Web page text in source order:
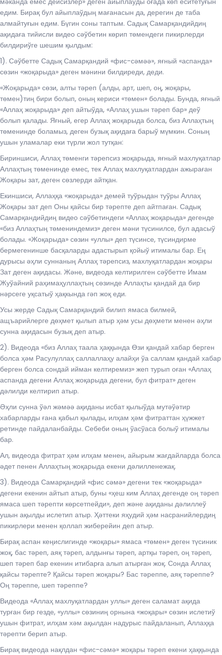
едим. Бирақ бул айыплаўдың мағанасын да, дерегин де таба
алмайтуғын едим. Бүгин соны таптым. Садық Самарқандийдиң
ақидаға тийисли видео сәўбетин көрип төмендеги пикирлерди
билдириўге шешим қылдым:
1). Сәўбетте Садық Самарқандий «фис-сәмәә», яғный «аспанда»
сөзин «жоқарыда» деген мәнини билдиреди, деди.
«Жоқарыда» сөзи, алты тәреп (алды, арт, шеп, оң, жоқары,
төмен)тиң бири болып, оның кериси «төмен» болады. Бунда, яғный
«Аллаҳ жоқарыда» деп айтыўда, «Аллаҳ ушын тәреп бар» деў
болып қалады. Яғный, егер Аллаҳ жоқарыда болса, биз Аллаҳтың
төменинде боламыз, деген бузық ақидаға барыў мүмкин. Соның
ушын уламалар еки түрли жол тутқан:
Бириншиси, Аллаҳ төменги тәрепсиз жоқарыда, яғный махлуқатлар
Аллаҳтың төменинде емес, тек Аллаҳ махлуқатлардан ажыраған
Жоқары зат, деген сөзлерди айтқан.
Екиншиси, Аллаҳқа «жоқарыда» демей туўрыдан туўры Аллаҳ
Жоқары зат деп Оны қайсы бир тәрепте деп айтпаған. Садық
Самарқандийдиң видео сәўбетиндеги «Аллаҳ жоқарыда» дегенде
«биз Аллаҳтың төмениндемиз» деген мәни түсинилсе, бул адасыў
болады. «Жоқарыда» сөзин «уллы» деп түсинсе, түсиндирме
бермегенинше басқаларды адастырып қойыў итималы бар. Ең
дурысы әҳли суннаның Аллаҳ тәрепсиз, махлуқатлардан жоқары
Зат деген ақидасы. Және, видеода келтирилген сәўбетте Имам
Жуўайний раҳимаҳуллаҳтың сөзинде Аллаҳты қандай да бир
нәрсеге уқсатыў ҳақкында гәп жоқ еди.
Усы жерде Садық Самарқандий билип ямаса билмей,
ащъарийлерге дөҳмет қылып атыр ҳәм усы дөҳмети менен әҳли
сунна ақидасын бузық деп атыр.
2). Видеода «биз Аллаҳ таала ҳаққында Өзи қандай хабар берген
болса ҳәм Расулуллаҳ саллаллаҳу алайҳи ўа саллам қандай хабар
берген болса сондай ийман келтиремиз» жеп турып оған «Аллаҳ
аспанда дегени Аллаҳ жоқарыда дегени, бул фитрат» деген
дәлилди келтирип атыр.
Әҳли сунна ўәл жәмәә ақиданы исбат қылыўда мутәўәтир
хабарларды ғана қабыл қылады, илҳам ҳәм фитраттан ҳүжжет
ретинде пайдаланбайды. Себеби оның ўасўаса болыў итималы
бар.
Ал, видеода фитрат ҳәм илҳам менен, айырым жағдайларда болса
әдет пенен Аллаҳтың жоқарыда екени дәлилленежақ.
3). Видеода Самарқандий «фис сәмә» дегени тек «жоқарыда»
дегени екенин айтып атыр, буны «ҳеш ким Аллаҳ дегенде оң тәреп
ямаса шеп тәрепти көрсетпейди», деп және ақиданы дәлиллеў
ушын ақылды ислетип атыр. Ҳәттеки яҳудий ҳәм насранийлердиң
пикирлери менен қоллап жиберейин деп атыр.
Бирақ аспан кеңислигинде «жоқары» ямаса «төмен» деген түсиник
жоқ, бас тәреп, аяқ тәреп, алдынғы тәреп, артқы тәреп, оң тәреп,
шеп тәреп бар екенин итибарға алып атырған жоқ. Сонда Аллаҳ
қайсы тәрепте? Қайсы тәреп жоқары? Бас тәреппе, аяқ тәреппе?
Оң тәреппе, шеп тәреппе?
Видеода «Аллаҳ махлуқатлардан уллы» деген саламат ақида
турған бир гезде, «уллы» сөзиниң орнына «жоқары» сөзин ислетиў
ушын фитрат, илҳам хәм ақылдан надурыс пайдаланып, Аллаҳқа
тәрепти берип атыр.
Бирақ видеода нақлдан «фис-сәмә» жоқары тәреп екени ҳаққында